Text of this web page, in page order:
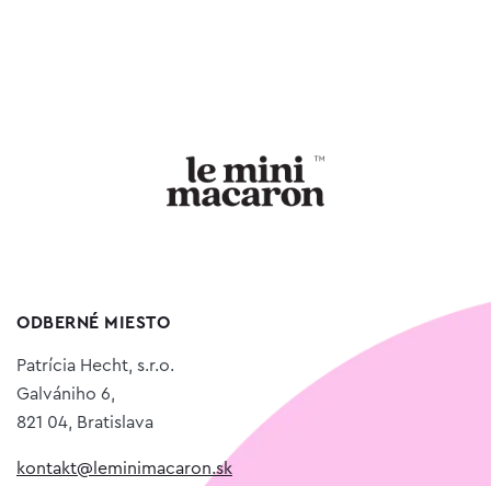
ODBERNÉ MIESTO
Patrícia Hecht, s.r.o.
Galvániho 6,
821 04, Bratislava
kontakt@leminimacaron.sk